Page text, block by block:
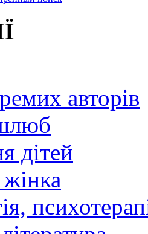
авторів
дітей